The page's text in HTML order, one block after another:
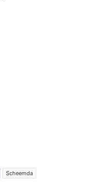
Scheemda